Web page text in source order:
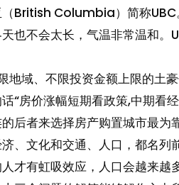
British Columbia）简称UBC
也不会太长，气温非常温和
地域、不限投资金额上限的土
“房价涨幅短期看政策,中期看
后者来选择房产购置城市最
、文化和交通、人口，都名
才有虹吸效应，人口会越来越